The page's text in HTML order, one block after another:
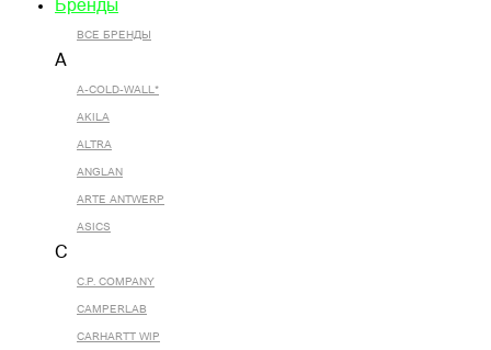
Бренды
ВСЕ БРЕНДЫ
A
A-COLD-WALL*
AKILA
ALTRA
ANGLAN
ARTE ANTWERP
ASICS
C
C.P. COMPANY
CAMPERLAB
CARHARTT WIP